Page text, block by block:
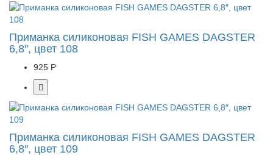
Приманка силиконовая FISH GAMES DAGSTER
6,8″, цвет 108
925 Р
Приманка силиконовая FISH GAMES DAGSTER
6,8″, цвет 109